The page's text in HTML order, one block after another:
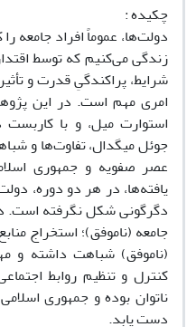
چکیده :
دولت‌ها، عموماً افراد جامعه
زندگی می‌کنیم که توسط
شرایط، پراکندگیِ قدرت و
امری مهم است. در این
استوارت میل، و با
جوئل میگدال، تفاوت‌ها و
عصر صفویه و جمهوری
یافته‌ها، در هر دو دوره،
دگرگونی شکل نگرفته است.
جامعه (ناموفق)؛ استخراج
(ناموفق) شباهت داشته و
کنترل و تنظیم روابط
ناتوان بوده و جمهوری
دست یابد.